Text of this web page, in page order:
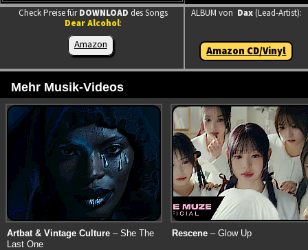
Check Preise fürDOWNLOAD des Songs
Dear Alcohol:
Amazon
ALBUM von Dax(Lead-Artist):
Amazon CD/Vinyl
Mehr Musik-Videos
Artbat & Vintage Culture – She The
Last One
Rescene – Glow Up